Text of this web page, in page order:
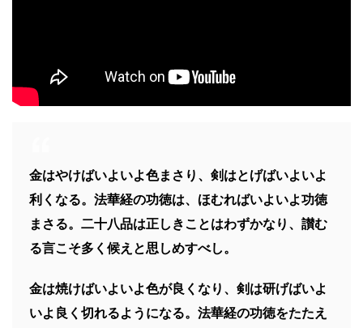
金はやけばいよいよ色まさり、剣はとげばいよいよ
利くなる。法華経の功徳は、ほむればいよいよ功徳
まさる。二十八品は正しきことはわずかなり、讃む
る言こそ多く候えと思しめすべし。
金は焼けばいよいよ色が良くなり、剣は研げばいよ
いよ良く切れるようになる。法華経の功徳をたたえ